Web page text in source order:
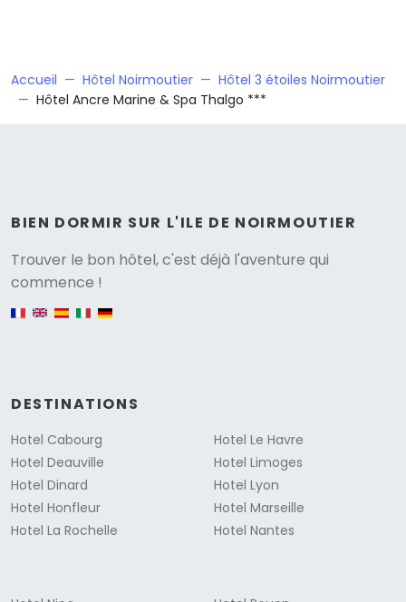
Accueil Hôtel Noirmoutier
Hôtel 3 étoiles Noirmoutier
Hôtel Ancre Marine & Spa Thalgo ***
BIEN DORMIR SUR L'ILE DE NOIRMOUTIER
Trouver le bon hôtel, c'est déjà l'aventure qui
commence !
DESTINATIONS
Hotel Cabourg
Hotel Deauville
Hotel Dinard
Hotel Honfleur
Hotel La Rochelle
Hotel Le Havre
Hotel Limoges
Hotel Lyon
Hotel Marseille
Hotel Nantes